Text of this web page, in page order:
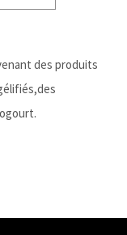
des produits